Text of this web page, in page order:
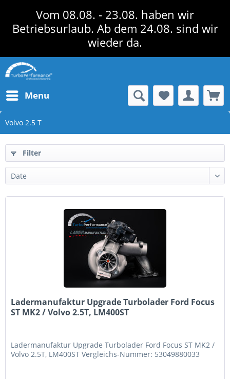
Vom 08.08. - 23.08. haben wir
Betriebsurlaub. Ab dem 24.08. sind wir
wieder da.
Menu
Volvo 2.5 T
Filter
Ladermanufaktur Upgrade Turbolader Ford Focus
ST MK2 / Volvo 2.5T, LM400ST
Ladermanufaktur Upgrade Turbolader Ford Focus ST MK2 /
Volvo 2.5T, LM400ST Vergleichs-Nummer: 53049880033